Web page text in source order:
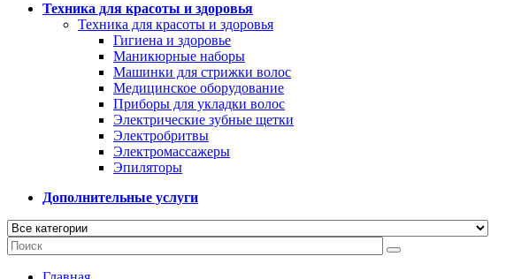
Техника для красоты и здоровья
Техника для красоты и здоровья
Гигиена и здоровье
Маникюрные наборы
Машинки для стрижки волос
Медицинское оборудование
Приборы для укладки волос
Электрические зубные щетки
Электробритвы
Электромассажеры
Эпиляторы
Дополнительные услуги